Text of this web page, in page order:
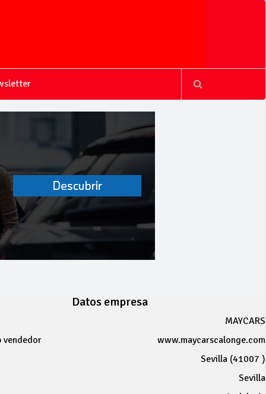
Datos empresa
MAYCARS
vendedor
www.maycarscalonge.com
Sevilla (41007 )
Sevilla